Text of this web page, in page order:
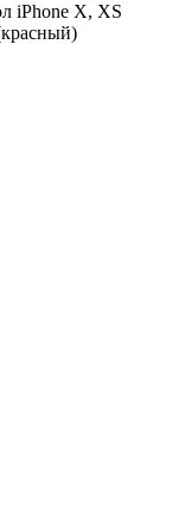
iPhone X, XS